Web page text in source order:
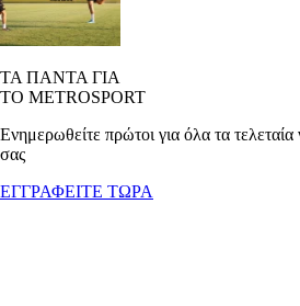
ΤΑ ΠΑΝΤΑ ΓΙΑ
ΤΟ METROSPORT
Ενημερωθείτε πρώτοι για όλα τα
σας
ΕΓΓΡΑΦΕΙΤΕ ΤΩΡΑ